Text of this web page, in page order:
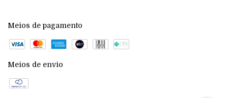
Meios de pagamento
Meios de envio